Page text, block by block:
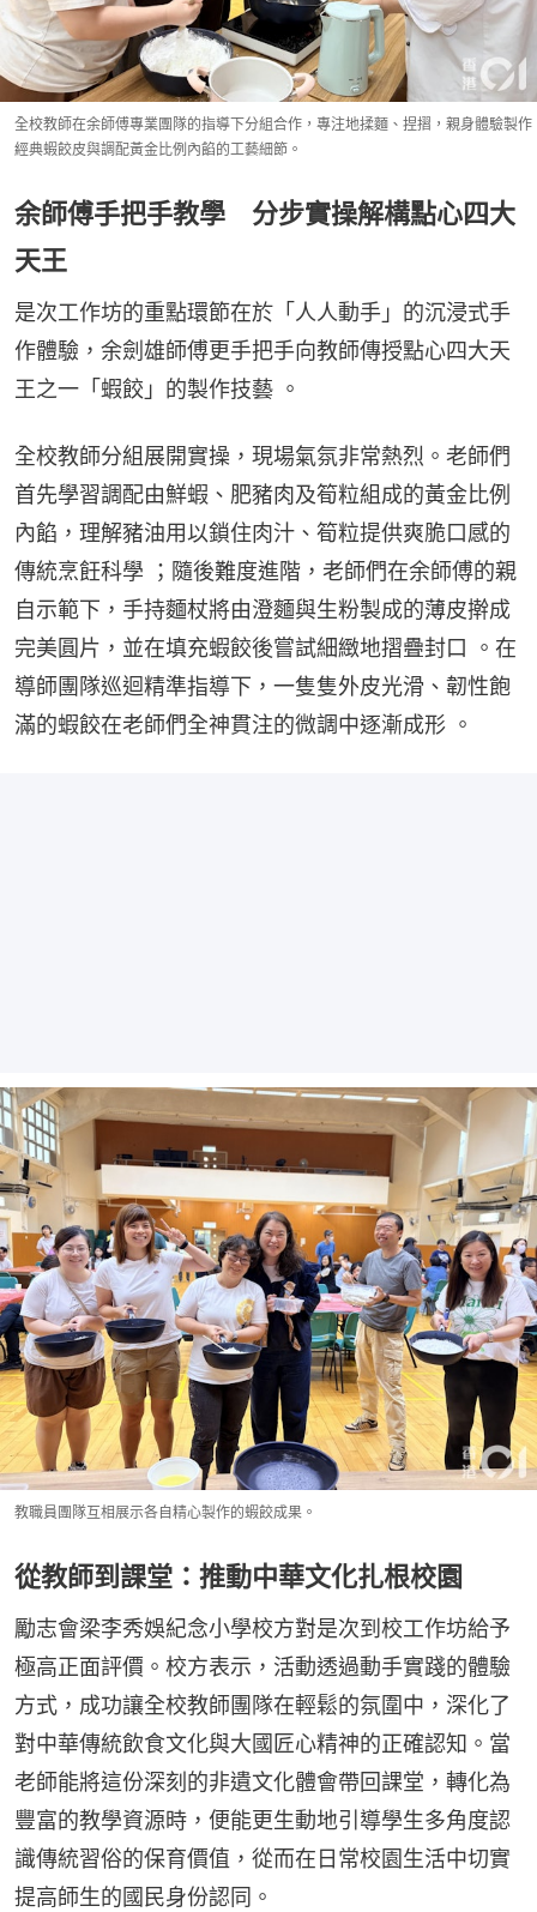
全校教師在余師傅專業團隊的指導下分組合作，專注地揉麵、捏摺，親身體驗製作
經典蝦餃皮與調配黃金比例內餡的工藝細節。
余師傅手把手教學 分步實操解構點心四大
天王
是次工作坊的重點環節在於「人人動手」的沉浸式手
作體驗，余劍雄師傅更手把手向教師傳授點心四大天
王之一「蝦餃」的製作技藝 。
全校教師分組展開實操，現場氣氛非常熱烈。老師們
首先學習調配由鮮蝦、肥豬肉及筍粒組成的黃金比例
內餡，理解豬油用以鎖住肉汁、筍粒提供爽脆口感的
傳統烹飪科學 ；隨後難度進階，老師們在余師傅的親
自示範下，手持麵杖將由澄麵與生粉製成的薄皮擀成
完美圓片，並在填充蝦餃後嘗試細緻地摺疊封口 。在
導師團隊巡迴精準指導下，一隻隻外皮光滑、韌性飽
滿的蝦餃在老師們全神貫注的微調中逐漸成形 。
教職員團隊互相展示各自精心製作的蝦餃成果。
從教師到課堂：推動中華文化扎根校園
勵志會梁李秀娛紀念小學校方對是次到校工作坊給予
極高正面評價。校方表示，活動透過動手實踐的體驗
方式，成功讓全校教師團隊在輕鬆的氛圍中，深化了
對中華傳統飲食文化與大國匠心精神的正確認知。當
老師能將這份深刻的非遺文化體會帶回課堂，轉化為
豐富的教學資源時，便能更生動地引導學生多角度認
識傳統習俗的保育價值，從而在日常校園生活中切實
提高師生的國民身份認同。